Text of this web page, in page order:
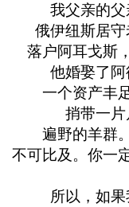
我父亲的父
俄伊纽斯居
落户阿耳戈斯
他婚娶了
一个资产丰
捎带一
遍野的羊群
不可比及。你一
所以，如